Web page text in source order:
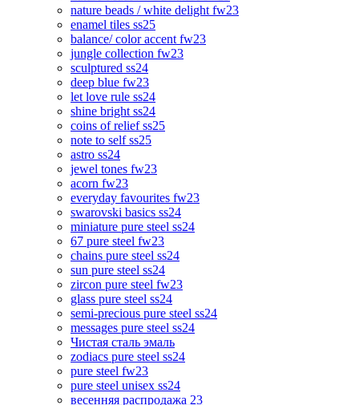
nature beads / white delight fw23
enamel tiles ss25
balance/ color accent fw23
jungle collection fw23
sculptured ss24
deep blue fw23
let love rule ss24
shine bright ss24
coins of relief ss25
note to self ss25
astro ss24
jewel tones fw23
acorn fw23
everyday favourites fw23
swarovski basics ss24
miniature pure steel ss24
67 pure steel fw23
chains pure steel ss24
sun pure steel ss24
zircon pure steel fw23
glass pure steel ss24
semi-precious pure steel ss24
messages pure steel ss24
Чистая сталь эмаль
zodiacs pure steel ss24
pure steel fw23
pure steel unisex ss24
весенняя распродажа 23